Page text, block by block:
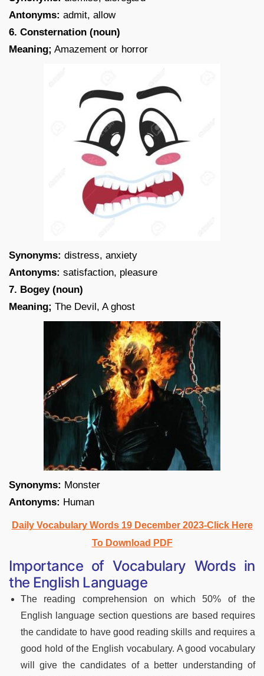
Antonyms: admit, allow
6. Consternation (noun)
Meaning; Amazement or horror
Synonyms: distress, anxiety
Antonyms: satisfaction, pleasure
7. Bogey (noun)
Meaning; The Devil, A ghost
Synonyms: Monster
Antonyms: Human
Daily Vocabulary Words 19 December 2023-Click Here
To Download PDF
Importance of Vocabulary Words in
the English Language
The reading comprehension on which 50% of the
English language section questions are based requires
the candidate to have good reading skills and requires a
good hold of the English vocabulary. A good vocabulary
will give the candidates of a better understanding of